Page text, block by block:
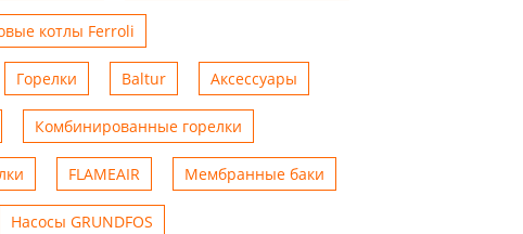
котлы Ferroli
Горелки Baltur Аксессуары
Комбинированные горелки
FLAMEAIR Мембранные баки
Насосы GRUNDFOS